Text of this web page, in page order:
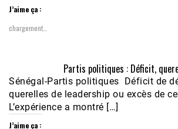
J’aime ça :
chargement…
Partis politiques : Déficit,
Sénégal-Partis politiques Déficit de
querelles de leadership ou excès de
L’expérience a montré […]
J’aime ça :